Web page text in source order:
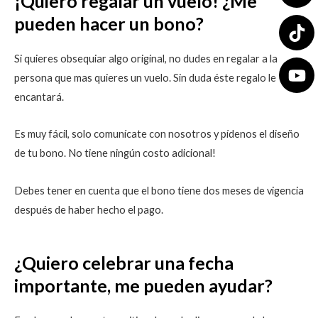
pueden hacer un bono?
Si quieres obsequiar algo original, no dudes en regalar a la
persona que mas quieres un vuelo. Sin duda éste regalo le
encantará.
Es muy fácil, solo comunícate con nosotros y pídenos el diseño
de tu bono. No tiene ningún costo adicional!
Debes tener en cuenta que el bono tiene dos meses de vigencia
después de haber hecho el pago.
¿Quiero celebrar una fecha
importante, me pueden ayudar?